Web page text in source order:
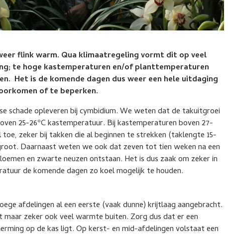
flink warm. Qua klimaatregeling vormt dit op veel
te hoge kastemperaturen en/of planttemperaturen
Het is de komende dagen dus weer een hele uitdaging
of te beperken.
schade opleveren bij cymbidium. We weten dat de takuitgroei
25-26ºC kastemperatuur. Bij kastemperaturen boven 27-
toe, zeker bij takken die al beginnen te strekken (taklengte 15-
Daarnaast weten we ook dat zeven tot tien weken na een
en zwarte neuzen ontstaan. Het is dus zaak om zeker in
de komende dagen zo koel mogelijk te houden.
afdelingen al een eerste (vaak dunne) krijtlaag aangebracht.
zeker ook veel warmte buiten. Zorg dus dat er een
op de kas ligt. Op kerst- en mid-afdelingen volstaat een